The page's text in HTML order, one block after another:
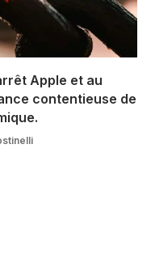
Apple et au
contentieuse de